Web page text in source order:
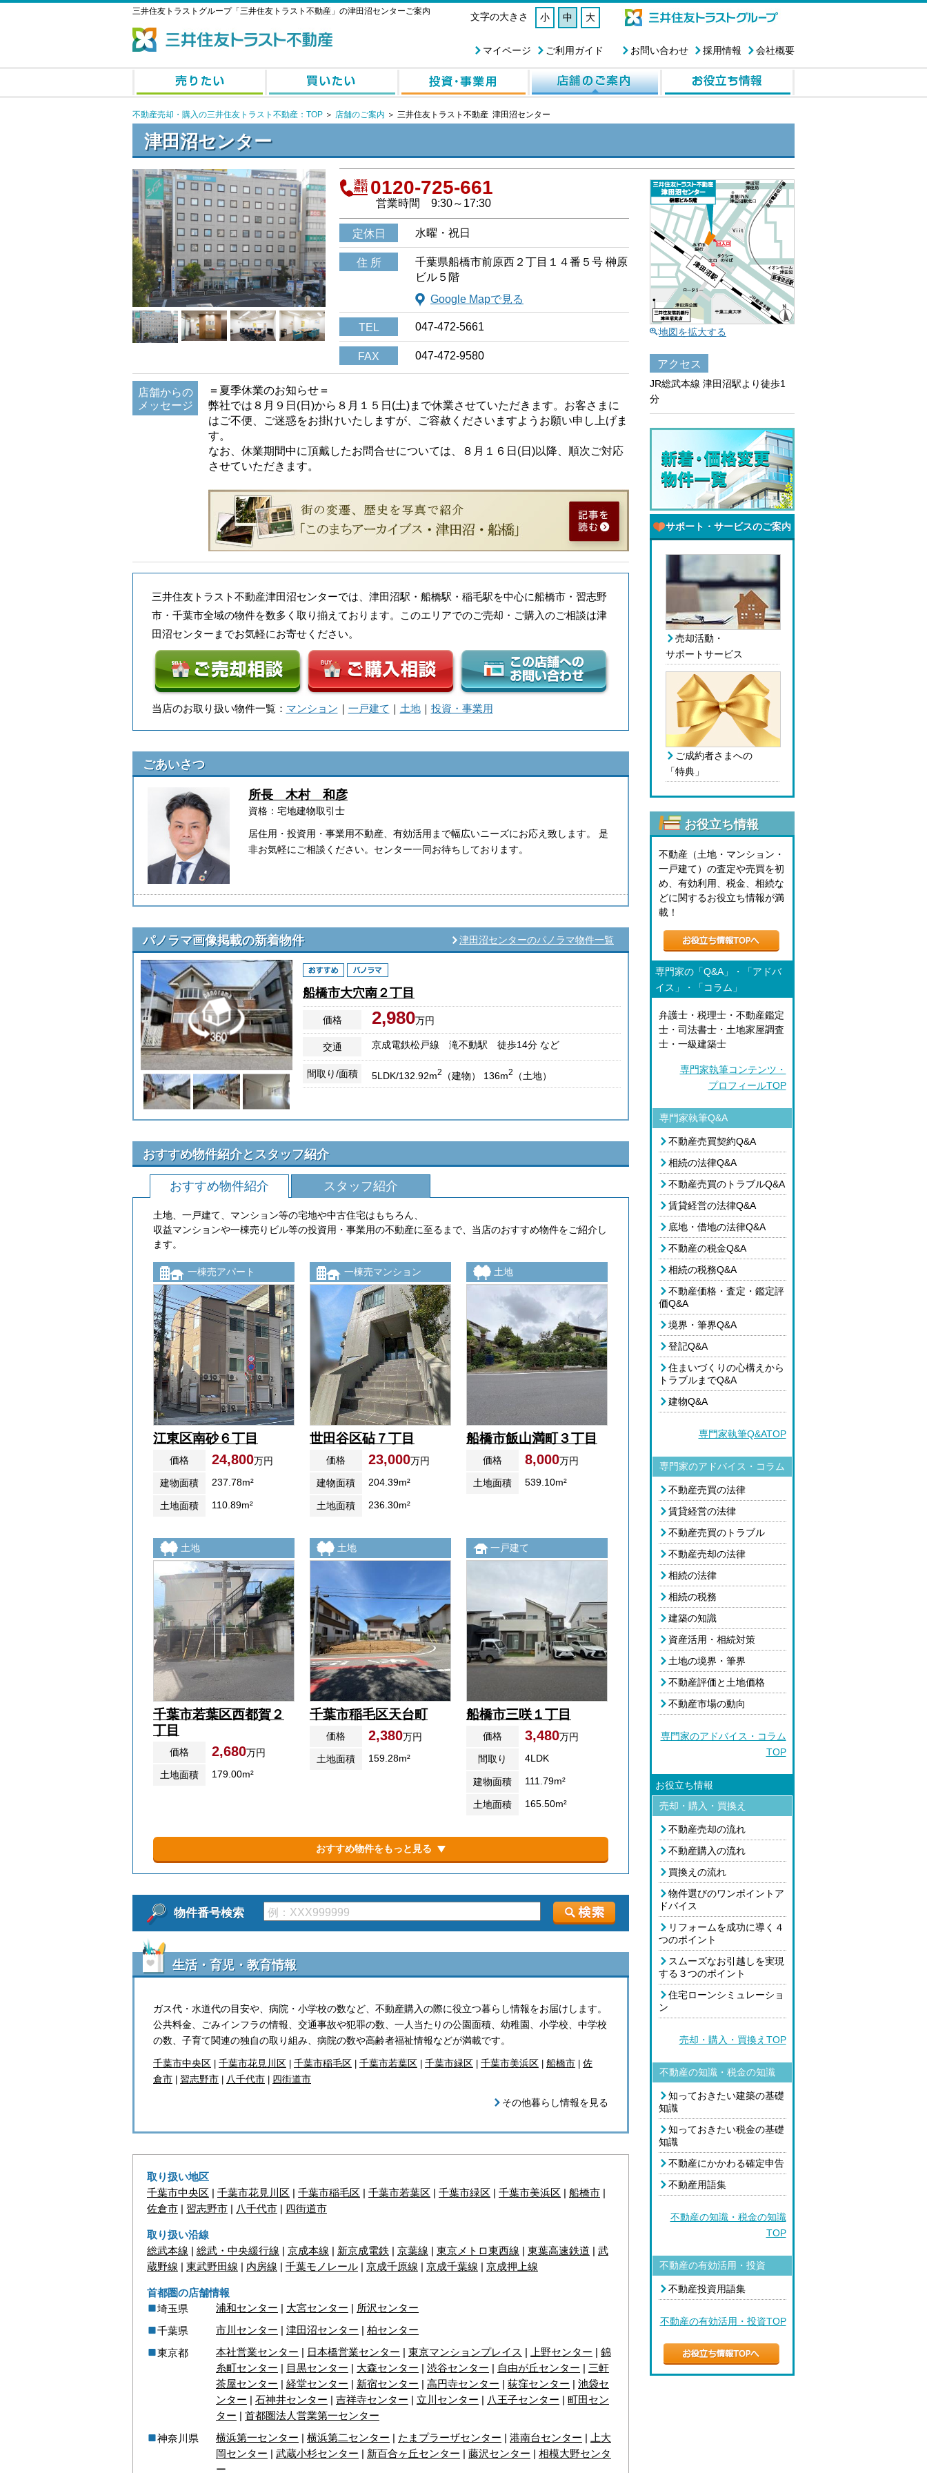
三井住友トラストグループ「三井住友トラスト不動産」の津田沼センターご案内 文字の大きさ 小 中 大
会社概要
採用情報
お問い合わせ
ご利用ガイド
マイページ
不動産売却・購入の三井住友トラスト不動産：TOP ＞ 店舗のご案内 ＞ 三井住友トラスト不動産 津田沼センター
津田沼センター
0120-725-661
営業時間 9:30～17:30
定休日 水曜・祝日
住 所
千葉県船橋市前原西２丁目１４番５号 榊原
ビル５階
Google Mapで見る
TEL 047-472-5661
FAX 047-472-9580
店舗からの
メッセージ
＝夏季休業のお知らせ＝
弊社では８月９日(日)から８月１５日(土)まで休業させていただきます。お客さまに
はご不便、ご迷惑をお掛けいたしますが、ご容赦くださいますようお願い申し上げま
す。
なお、休業期間中に頂戴したお問合せについては、８月１６日(日)以降、順次ご対応
させていただきます。
三井住友トラスト不動産津田沼センターでは、津田沼駅・船橋駅・稲毛駅を中心に船橋市・習志野
市・千葉市全域の物件を数多く取り揃えております。このエリアでのご売却・ご購入のご相談は津
田沼センターまでお気軽にお寄せください。
当店のお取り扱い物件一覧： マンション ｜ 一戸建て ｜ 土地｜ 投資・事業用
ごあいさつ
所長 木村 和彦
資格：宅地建物取引士
居住用・投資用・事業用不動産、有効活用まで幅広いニーズにお応え致します。 是
非お気軽にご相談ください。センター一同お待ちしております。
パノラマ画像掲載の新着物件 津田沼センターのパノラマ物件一覧
船橋市大穴南２丁目
価格 2,980万円
交通 京成電鉄松戸線 滝不動駅 徒歩14分 など
間取り/面積 5LDK/132.92m2 （建物） 136m2 （土地）
おすすめ物件紹介とスタッフ紹介
おすすめ物件紹介 スタッフ紹介
土地、一戸建て、マンション等の宅地や中古住宅はもちろん、
収益マンションや一棟売りビル等の投資用・事業用の不動産に至るまで、当店のおすすめ物件をご紹介し
ます。
一棟売アパート
江東区南砂６丁目
価格 24,800万円
建物面積
237.78m²
土地面積 110.89m²
一棟売マンション
世田谷区砧７丁目
価格 23,000万円
建物面積
204.39m²
土地面積 236.30m²
土地
船橋市飯山満町３丁目
価格 8,000万円
土地面積
539.10m²
土地
千葉市若葉区西都賀２
丁目
価格 2,680万円
土地面積
179.00m²
土地
千葉市稲毛区天台町
価格 2,380万円
土地面積
159.28m²
一戸建て
船橋市三咲１丁目
価格 3,480万円
間取り
4LDK
建物面積 111.79m²
土地面積 165.50m²
おすすめ物件をもっと見る
物件番号検索
生活・育児・教育情報
ガス代・水道代の目安や、病院・小学校の数など、不動産購入の際に役立つ暮らし情報をお届けします。
公共料金、ごみインフラの情報、交通事故や犯罪の数、一人当たりの公園面積、幼稚園、小学校、中学校
の数、子育て関連の独自の取り組み、病院の数や高齢者福祉情報などが満載です。
千葉市中央区 千葉市花見川区 千葉市稲毛区 千葉市若葉区 千葉市緑区 千葉市美浜区 船橋市
佐
倉市
習志野市 八千代市 四街道市
その他暮らし情報を見る
取り扱い地区
千葉市中央区 | 千葉市花見川区 | 千葉市稲毛区 | 千葉市若葉区 | 千葉市緑区 | 千葉市美浜区 | 船橋市 |
佐倉市 | 習志野市 | 八千代市 | 四街道市
取り扱い沿線
総武本線 | 総武・中央緩行線 | 京成本線 | 新京成電鉄 | 京葉線 | 東京メトロ東西線 | 東葉高速鉄道 | 武
蔵野線 | 東武野田線 | 内房線 | 千葉モノレール | 京成千原線 | 京成千葉線 | 京成押上線
首都圏の店舗情報
埼玉県
浦和センター | 大宮センター | 所沢センター
千葉県
市川センター | 津田沼センター | 柏センター
東京都
本社営業センター | 日本橋営業センター | 東京マンションプレイス | 上野センター | 錦
糸町センター | 目黒センター | 大森センター | 渋谷センター | 自由が丘センター | 三軒
茶屋センター | 経堂センター | 新宿センター | 高円寺センター | 荻窪センター | 池袋セ
ンター | 石神井センター | 吉祥寺センター | 立川センター | 八王子センター | 町田セン
ター | 首都圏法人営業第一センター
神奈川県
横浜第一センター | 横浜第二センター | たまプラーザセンター | 港南台センター |
上大
岡センター | 武蔵小杉センター | 新百合ヶ丘センター | 藤沢センター | 相模大野センタ
ー
地図を拡大する
アクセス
JR総武本線 津田沼駅より徒歩1
分
サポート・サービスのご案内
売却活動・
サポートサービス
ご成約者さまへの
「特典」
お役立ち情報
不動産（土地・マンション・
一戸建て）の査定や売買を初
め、有効利用、税金、相続な
どに関するお役立ち情報が満
載！
専門家の「Q&A」・「アドバ
イス」・「コラム」
弁護士・税理士・不動産鑑定
士・司法書士・土地家屋調査
士・一級建築士
専門家執筆コンテンツ・
プロフィールTOP
専門家執筆Q&A
不動産売買契約Q&A
相続の法律Q&A
不動産売買のトラブルQ&A
賃貸経営の法律Q&A
底地・借地の法律Q&A
不動産の税金Q&A
相続の税務Q&A
不動産価格・査定・鑑定評
価Q&A
境界・筆界Q&A
登記Q&A
住まいづくりの心構えから
トラブルまでQ&A
建物Q&A
専門家執筆Q&ATOP
専門家のアドバイス・コラム
不動産売買の法律
賃貸経営の法律
不動産売買のトラブル
不動産売却の法律
相続の法律
相続の税務
建築の知識
資産活用・相続対策
土地の境界・筆界
不動産評価と土地価格
不動産市場の動向
専門家のアドバイス・コラム
TOP
お役立ち情報
売却・購入・買換え
不動産売却の流れ
不動産購入の流れ
買換えの流れ
物件選びのワンポイントア
ドバイス
リフォームを成功に導く４
つのポイント
スムーズなお引越しを実現
する３つのポイント
住宅ローンシミュレーショ
ン
売却・購入・買換えTOP
不動産の知識・税金の知識
知っておきたい建築の基礎
知識
知っておきたい税金の基礎
知識
不動産にかかわる確定申告
不動産用語集
不動産の知識・税金の知識
TOP
不動産の有効活用・投資
不動産投資用語集
不動産の有効活用・投資TOP